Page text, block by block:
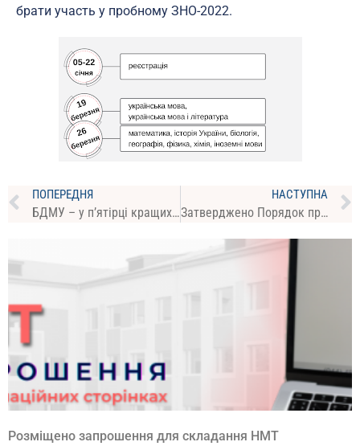
брати участь у пробному ЗНО-2022.
ПОПЕРЕДНЯ
БДМУ – у п’ятірці кращих медичних закладів вищої освіти України
НАСТУПНА
Затверджено Порядок прийому для здобуття вищої освіти в 2022 році
Розміщено запрошення для складання НМТ